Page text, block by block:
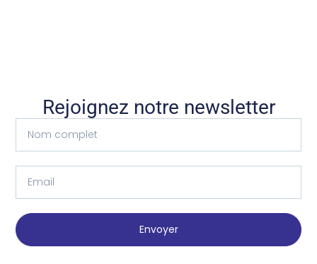
Rejoignez notre newsletter
Envoyer